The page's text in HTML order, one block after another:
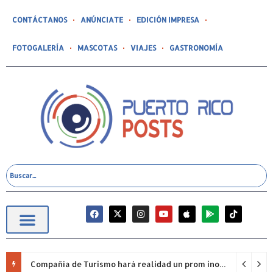
CONTÁCTANOS ANÚNCIATE EDICIÓN IMPRESA
FOTOGALERÍA MASCOTAS VIAJES GASTRONOMÍA
Compañía de Turismo hará realidad un prom inolvidable junto a Jowell para estudiantes de la Escuela Gabriela Mistral